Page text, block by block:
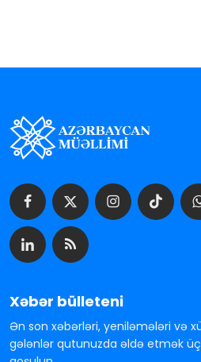
Xəbər bülleteni
Ən son xəbərləri, yeniləmələri və
gələnlər qutunuzda əldə etmək